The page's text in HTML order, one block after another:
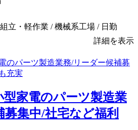
立・軽作業 / 機械系工場 / 日勤
詳細を表示
型家電のパーツ製造業
集中/社宅など福利